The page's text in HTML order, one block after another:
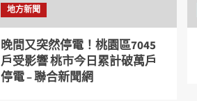
地方新聞
晚間又突然停電！桃園區7045
戶受影響 桃市今日累計破萬戶
停電 – 聯合新聞網